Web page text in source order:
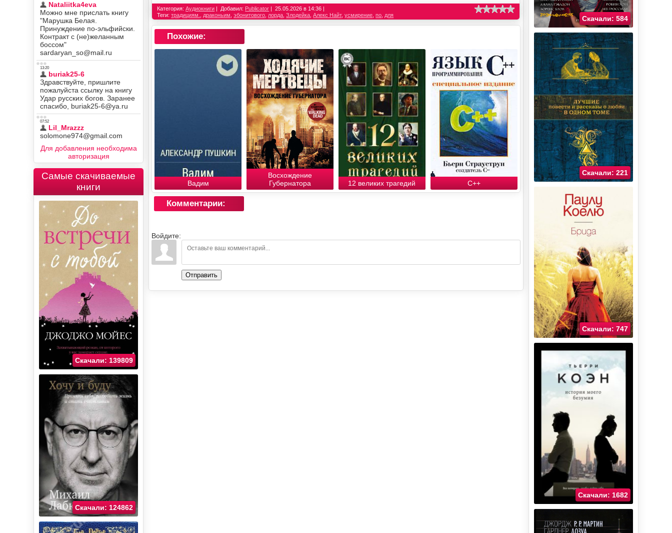
Категория:Аудиокниги Добавил: Publicator
25.05.2026 в 14:36
Теги:традициям. драконьим ,эбонитового лорда ,Злодейка ,Алекс Найт,усмирение ,по для
Похожие:
Вадим
Восхождение
Губернатора
12 великих трагедий C++
Комментарии:
Войдите:
Отправить
Для добавления необходима
авторизация
Самые скачиваемые
книги
Скачали: 139809
Скачали: 124862
Скачали: 584
Скачали: 221
Скачали: 747
Скачали: 1682